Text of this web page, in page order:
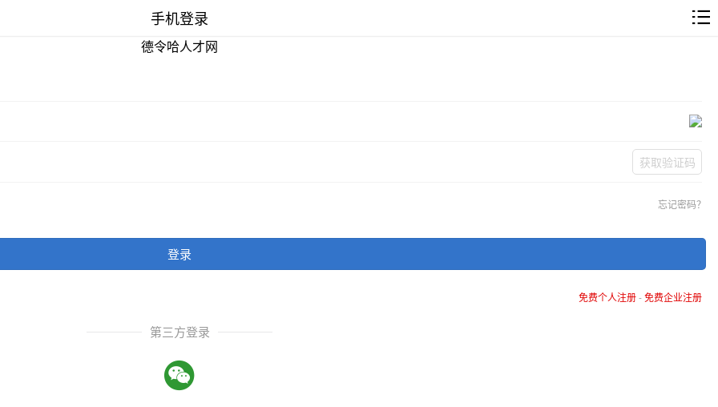
手机登录
德令哈人才网
获取验证码
忘记密码？
登录
免费个人注册-免费企业注册
第三方登录